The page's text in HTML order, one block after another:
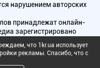
нарушением авторских
принадлежат онлайн-
зарегистрировано
что 1kr.ua использует
рекламы. Спасибо, что с